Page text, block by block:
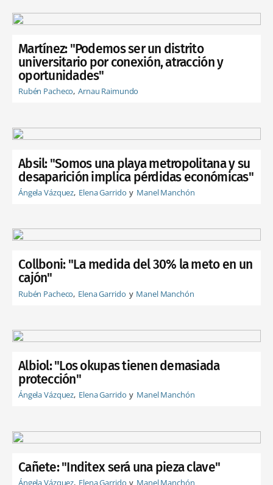
Martínez: "Podemos ser un distrito
universitario por conexión, atracción y
oportunidades"
Rubén Pacheco Arnau Raimundo
Absil: "Somos una playa metropolitana y su
desaparición implica pérdidas económicas"
Ángela Vázquez Elena Garrido Manel Manchón
Collboni: "La medida del 30% la meto en un
cajón"
Rubén Pacheco Elena Garrido Manel Manchón
Albiol: "Los okupas tienen demasiada
protección"
Ángela Vázquez Elena Garrido Manel Manchón
Cañete: "Inditex será una pieza clave"
Ángela Vázquez Elena Garrido Manel Manchón